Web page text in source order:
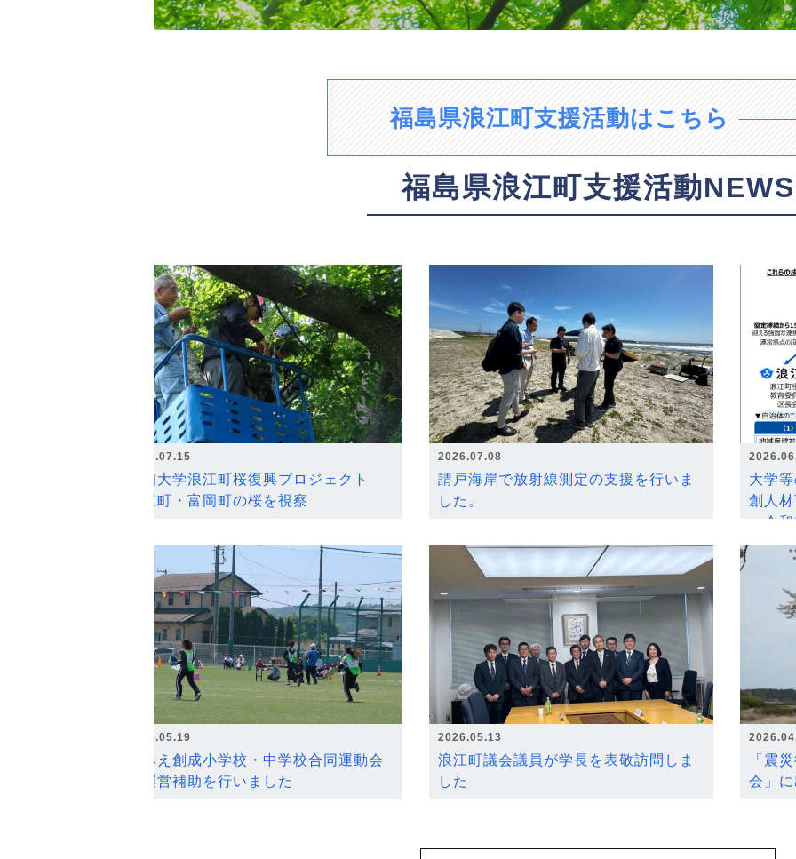
福島県浪江町支援活動はこちら
福島県浪江町支援活動NEWS
2026.07.15
弘前大学浪江町桜復興プロジェクト
浪江町・富岡町の桜を視察
2026.07.08
請戸海岸で放射線測定の支援を行いま
した。
大学
創人
～令
2026.05.19
なみえ創成小学校・中学校合同運動会
の運営補助を行いました
2026.05.13
浪江町議会議員が学長を表敬訪問しま
した
「震
会」